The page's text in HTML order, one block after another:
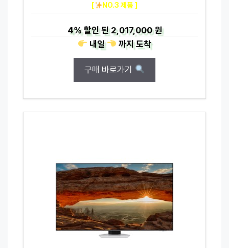
[ NO.3 제품 ]
4%할인 된2,017,000 원
내일
까지도착
구매 바로가기